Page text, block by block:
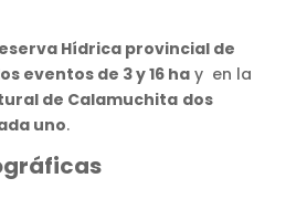
Hídrica provincial de
eventos de 3 y 16 hay en la
de Calamuchita dos
uno.